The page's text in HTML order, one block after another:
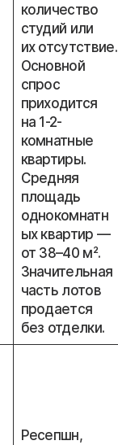
количество
студий или
их отсутствие.
Основной
спрос
приходится
на 1-2-
комнатные
квартиры.
Средняя
площадь
однокомнатн
ых квартир —
от 38–40 м².
Значительная
часть лотов
продается
без отделки.
Ресепшн,